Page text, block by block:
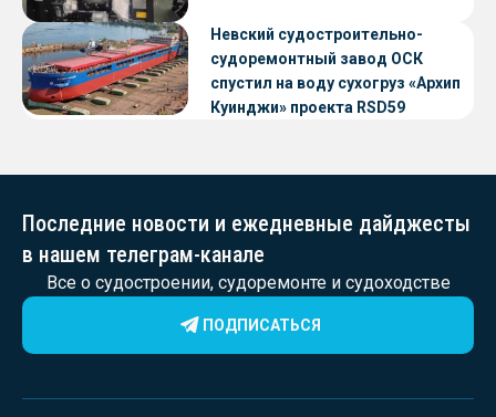
Невский судостроительно-
судоремонтный завод ОСК
спустил на воду сухогруз «Архип
Куинджи» проекта RSD59
Последние новости и ежедневные дайджесты
в нашем телеграм-канале
Все о судостроении, судоремонте и судоходстве
ПОДПИСАТЬСЯ